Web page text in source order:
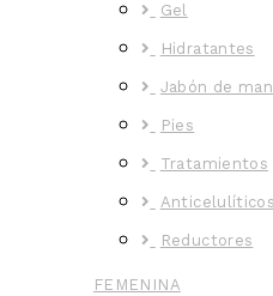
Gel
Hidratantes
Jabón de
Pies
Tratamientos
Anticelulíticos
Reductores
FEMENINA